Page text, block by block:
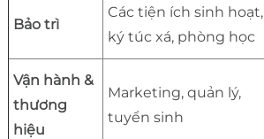
Bảo trì
Các tiện ích sinh hoạt,
ký túc xá, phòng học
Vận hành &
thương
hiệu
Marketing, quản lý,
tuyển sinh